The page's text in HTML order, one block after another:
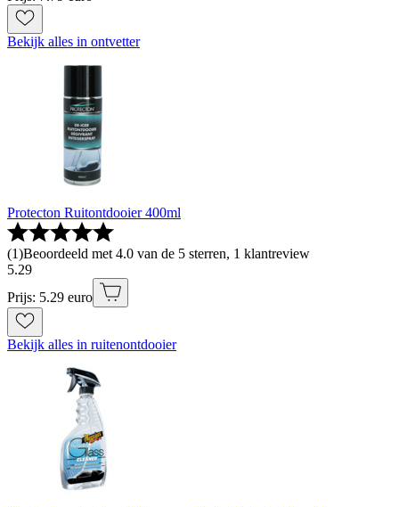
Bekijk alles in ontvetter
Protecton Ruitontdooier 400ml
(1)Beoordeeld met 4.0 van de 5 sterren, 1 klantreview
5.29
Prijs: 5.29 euro
Bekijk alles in ruitenontdooier